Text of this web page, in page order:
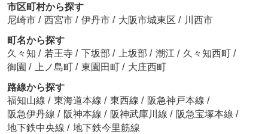
市区町村から探す
尼崎市 / 西宮市 / 伊丹市 / 大阪市城東区 / 川西市
町名から探す
久々知 / 若王寺 / 下坂部 / 上坂部 / 潮江 / 久々知西町 /
御園 / 上ノ島町 / 東園田町 / 大庄西町
路線から探す
福知山線 / 東海道本線 / 東西線 / 阪急神戸本線 /
阪急伊丹線 / 阪神本線 / 阪神武庫川線 / 阪急宝塚本線 /
地下鉄中央線 / 地下鉄今里筋線